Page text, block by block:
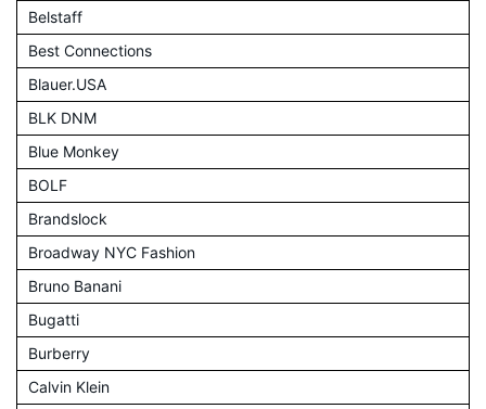
Belstaff
Best Connections
Blauer.USA
BLK DNM
Blue Monkey
BOLF
Brandslock
Broadway NYC Fashion
Bruno Banani
Bugatti
Burberry
Calvin Klein